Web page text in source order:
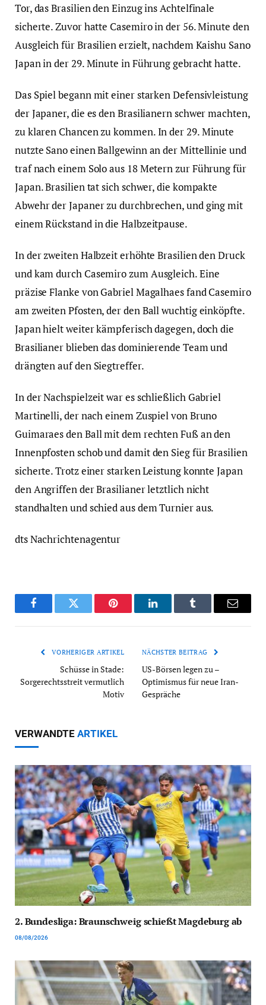
Tor, das Brasilien den Einzug ins Achtelfinale
sicherte. Zuvor hatte Casemiro in der 56. Minute den
Ausgleich für Brasilien erzielt, nachdem Kaishu Sano
Japan in der 29. Minute in Führung gebracht hatte.
Das Spiel begann mit einer starken Defensivleistung
der Japaner, die es den Brasilianern schwer machten,
zu klaren Chancen zu kommen. In der 29. Minute
nutzte Sano einen Ballgewinn an der Mittellinie und
traf nach einem Solo aus 18 Metern zur Führung für
Japan. Brasilien tat sich schwer, die kompakte
Abwehr der Japaner zu durchbrechen, und ging mit
einem Rückstand in die Halbzeitpause.
In der zweiten Halbzeit erhöhte Brasilien den Druck
und kam durch Casemiro zum Ausgleich. Eine
präzise Flanke von Gabriel Magalhaes fand Casemiro
am zweiten Pfosten, der den Ball wuchtig einköpfte.
Japan hielt weiter kämpferisch dagegen, doch die
Brasilianer blieben das dominierende Team und
drängten auf den Siegtreffer.
In der Nachspielzeit war es schließlich Gabriel
Martinelli, der nach einem Zuspiel von Bruno
Guimaraes den Ball mit dem rechten Fuß an den
Innenpfosten schob und damit den Sieg für Brasilien
sicherte. Trotz einer starken Leistung konnte Japan
den Angriffen der Brasilianer letztlich nicht
standhalten und schied aus dem Turnier aus.
dts Nachrichtenagentur
FacebookTwitter Pinterest LinkedInTumblr Email
VORHERIGER ARTIKEL
Schüsse in Stade:
Sorgerechtsstreit vermutlich
Motiv
NÄCHSTER BEITRAG
US-Börsen legen zu –
Optimismus für neue Iran-
Gespräche
VERWANDTE ARTIKEL
2. Bundesliga: Braunschweig schießt Magdeburg ab
08/08/2026